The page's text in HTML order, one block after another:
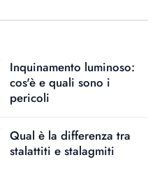
Inquinamento luminoso:
cos'è e quali sono i
pericoli
Qual è la differenza tra
stalattiti e stalagmiti